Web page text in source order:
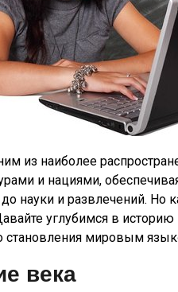
из наиболее
и нациями,
науки и развлечений. Но
углубимся в историю
мировым
века